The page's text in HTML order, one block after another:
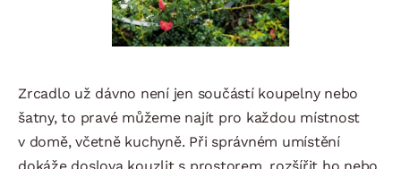
Zrcadlo už dávno není jen součástí koupelny nebo
šatny, to pravé můžeme najít pro každou místnost
v domě, včetně kuchyně. Při správném umístění